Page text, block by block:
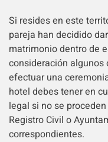
Si resides en este
pareja han decidido
matrimonio dentro de
consideración algunos
efectuar una
hotel debes tener en
legal si no se
Registro Civil o
correspondientes.